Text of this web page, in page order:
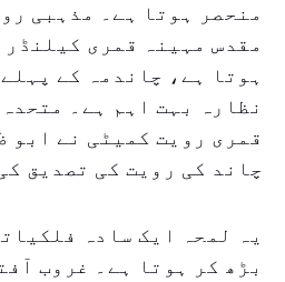
منحصر ہوتا ہے۔ مذہبی
مقدس مہینہ قمری
ہوتا ہے، چاندمہ کے پہلے
نظارہ بہت اہم ہے۔
قمری رویت کمیٹی نے ابو
چاند کی رویت کی تصدیق
یہ لمحہ ایک سادہ
بڑھ کر ہوتا ہے۔ غروب